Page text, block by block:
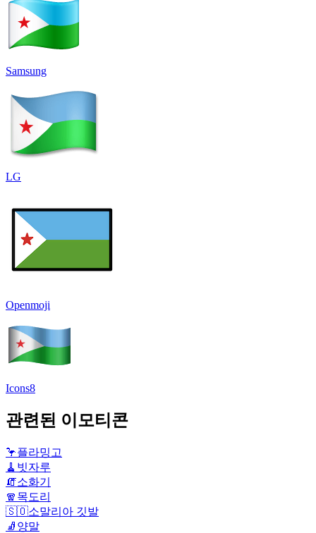
Samsung
LG
Openmoji
Icons8
관련된 이모티콘
🦩플라밍고
🧹 빗자루
🧯소화기
🧣 목도리
🇸🇴소말리아 깃발
🧦 양말